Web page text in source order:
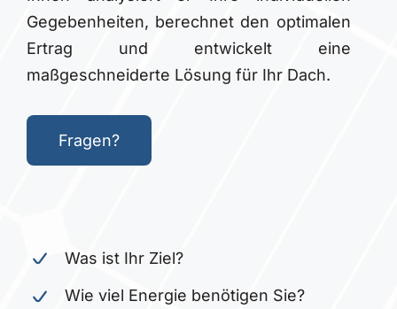
Gegebenheiten, berechnet den optimalen
Ertrag und entwickelt eine
maßgeschneiderte Lösung für Ihr Dach.
Fragen?
Was ist Ihr Ziel?
Wie viel Energie benötigen Sie?